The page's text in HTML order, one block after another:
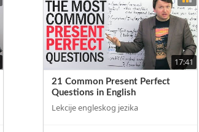
17:41
21 Common Present Perfect
Questions in English
Lekcije engleskog jezika